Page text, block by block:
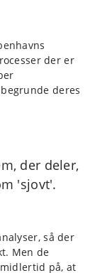
der er
deres
der deler,
'sjovt'.
så der
Men de
på, at